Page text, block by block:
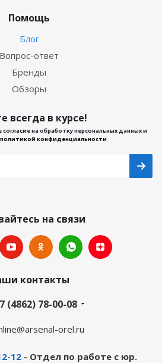
Помощь
Блог
Вопрос-ответ
Бренды
Обзоры
всегда в курсе!
на обработку персональных данных и
политикой конфиденциальности
на связи
контакты
(4862) 78-00-08
orel.ru
12- Отдел по работе с юр.